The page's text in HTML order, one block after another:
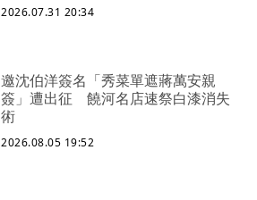
2026.07.31 20:34
邀沈伯洋簽名「秀菜單遮蔣萬安親
簽」遭出征 饒河名店速祭白漆消失
術
2026.08.05 19:52